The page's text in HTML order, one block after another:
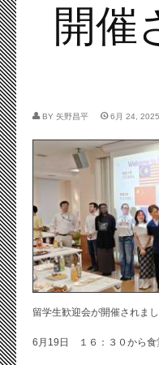
開催
BY 矢野昌平 6月 24, 2025
留学生歓迎会が開催されま
6月19日 １６：３０から食